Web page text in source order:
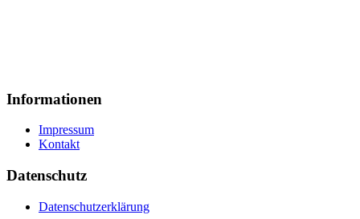
Informationen
Impressum
Kontakt
Datenschutz
Datenschutzerklärung